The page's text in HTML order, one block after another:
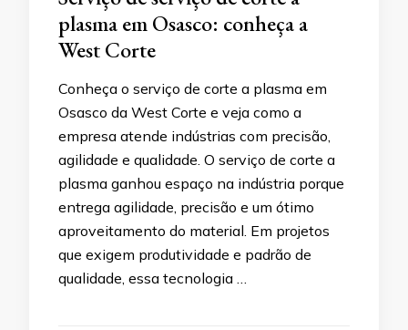
plasma em Osasco: conheça a
West Corte
Conheça o serviço de corte a plasma em
Osasco da West Corte e veja como a
empresa atende indústrias com precisão,
agilidade e qualidade. O serviço de corte a
plasma ganhou espaço na indústria porque
entrega agilidade, precisão e um ótimo
aproveitamento do material. Em projetos
que exigem produtividade e padrão de
qualidade, essa tecnologia …